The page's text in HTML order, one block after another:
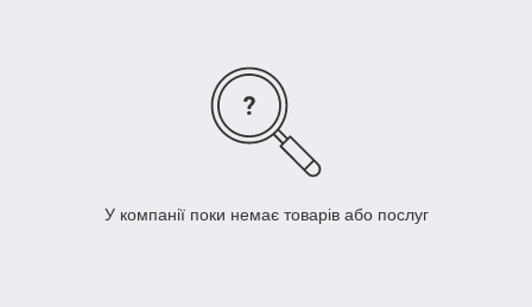
У компанії поки немає товарів або послуг